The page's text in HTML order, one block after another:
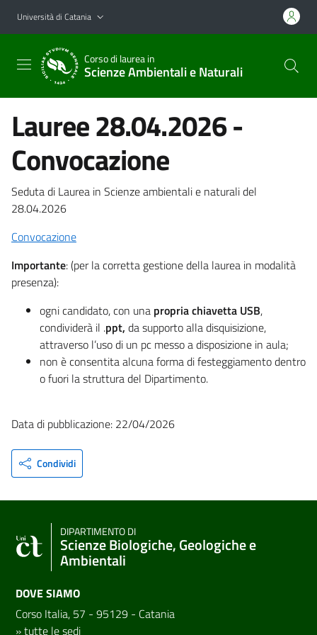
Vai al contenuto principale
Vai al menu di navigazione
Università di Catania
Corso di laurea in
Scienze Ambientali e Naturali
Lauree 28.04.2026 -
Convocazione
Seduta di Laurea in Scienze ambientali e naturali del
28.04.2026
Convocazione
Importante: (per la corretta gestione della laurea in modalità
presenza):
ogni candidato, con una propria chiavetta USB,
condividerà il .ppt, da supporto alla disquisizione,
attraverso l’uso di un pc messo a disposizione in aula;
non è consentita alcuna forma di festeggiamento dentro
o fuori la struttura del Dipartimento.
Data di pubblicazione: 22/04/2026
Condividi
DIPARTIMENTO DI
Scienze Biologiche, Geologiche e
Ambientali
DOVE SIAMO
Corso Italia, 57 - 95129 - Catania
»tutte le sedi